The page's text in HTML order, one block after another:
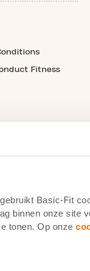
Basic-Fit
binnen onze site
tonen. Op onze
Fitness